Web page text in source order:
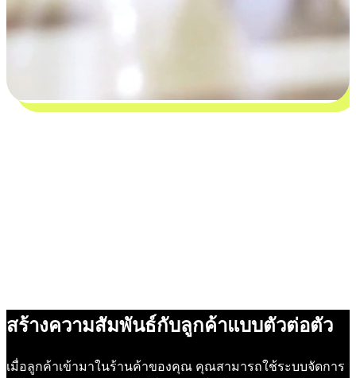
สร้างความสัมพันธ์กับลูกค้าแบบตัวต่อตัว
เมื่อลูกค้าเข้ามาในร้านค้าของคุณ คุณสามารถใช้ระบบจัดการ